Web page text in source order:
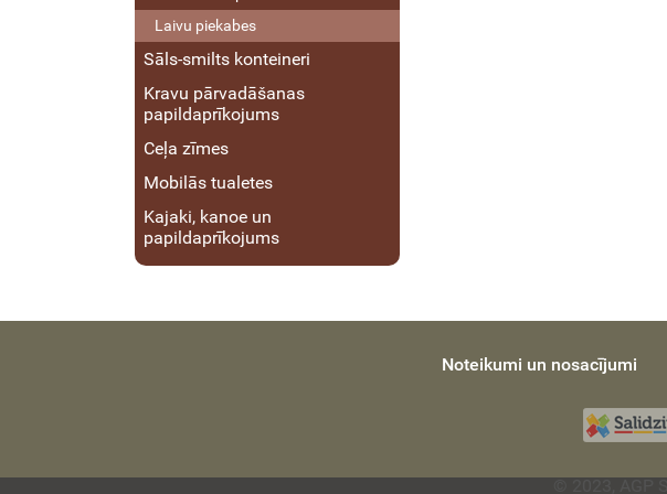
Laivu piekabes
Sāls-smilts konteineri
Kravu pārvadāšanas
papildaprīkojums
Ceļa zīmes
Mobilās tualetes
Kajaki, kanoe un
papildaprīkojums
Noteikumi un nosacījumi